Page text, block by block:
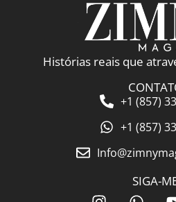
Histórias reais que
+1 (857)
+1 (857)
SIGA-